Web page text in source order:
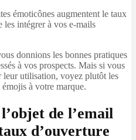
émoticônes augmentent le taux
les intégrer à vos e-mails
donnions les bonnes pratiques
à vos prospects. Mais si vous
leur utilisation, voyez plutôt les
émojis à votre marque.
de l’email
d’ouverture